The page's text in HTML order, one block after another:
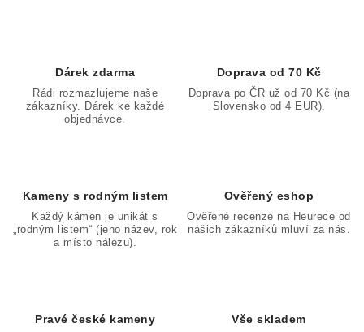
y
Dárek zdarma
Rádi rozmazlujeme naše
zákazníky. Dárek ke každé
objednávce.
Doprava od 70 Kč
Doprava po ČR už od 70 Kč (na
Slovensko od 4 EUR).
Kameny s rodným listem
Každý kámen je unikát s
„rodným listem“ (jeho název, rok
a místo nálezu).
Ověřený eshop
Ověřené recenze na Heurece od
našich zákazníků mluví za nás.
Pravé české kameny Vše skladem